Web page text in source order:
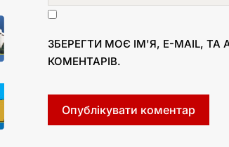
ЗБЕРЕГТИ МОЄ ІМ'Я, E-MAIL,
КОМЕНТАРІВ.